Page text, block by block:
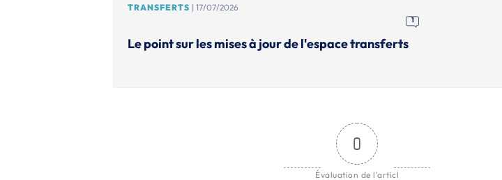
TRANSFERTS | 17/07/2026
1
Le point sur les mises à jour de l'espace transferts
0
Évaluation de l'articl